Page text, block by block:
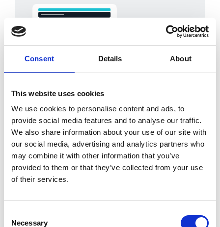
Consent Details About
This website uses cookies
We use cookies to personalise content and ads, to
provide social media features and to analyse our traffic.
We also share information about your use of our site with
our social media, advertising and analytics partners who
may combine it with other information that you’ve
provided to them or that they’ve collected from your use
of their services.
Selection
Necessary
Suivi des renouvellements
et des jalons
Dates de renouvellement, fenêtres
de résiliation, clauses de tacite
reconduction et jalons contractuels
sont suivis via des alertes
chaque date d'échéance.